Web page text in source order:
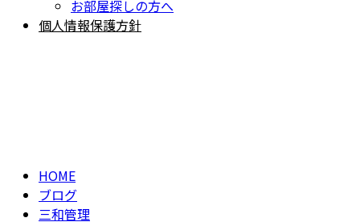
お部屋探しの方へ
個人情報保護方針
HOME
ブログ
三和管理